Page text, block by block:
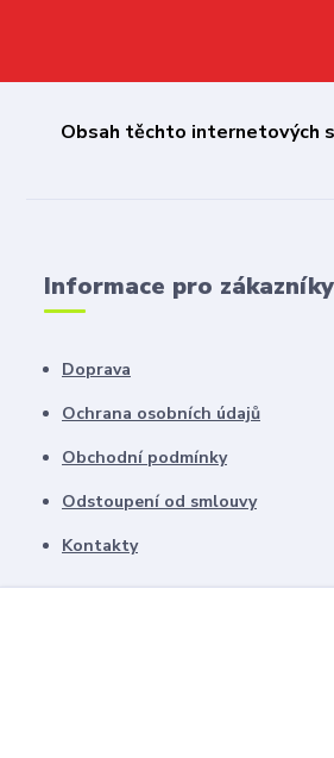
Obsah těchto internetových
Informace pro zákazníky
Doprava
Ochrana osobních údajů
Obchodní podmínky
Odstoupení od smlouvy
Kontakty